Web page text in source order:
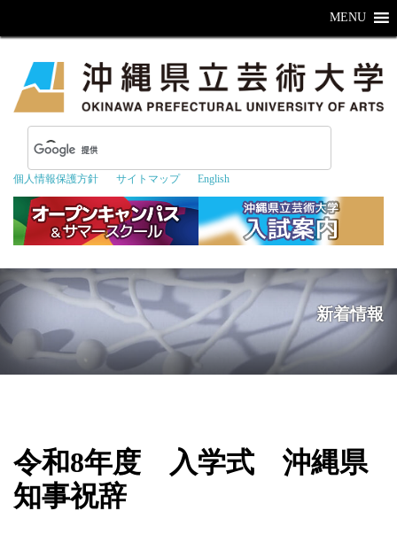
個人情報保護方針 サイトマップ English
MENU
新着情報
令和8年度 入学式 沖縄県
知事祝辞